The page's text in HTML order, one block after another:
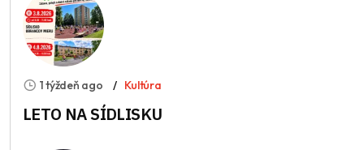
1 týždeň ago Kultúra
LETO NA SÍDLISKU